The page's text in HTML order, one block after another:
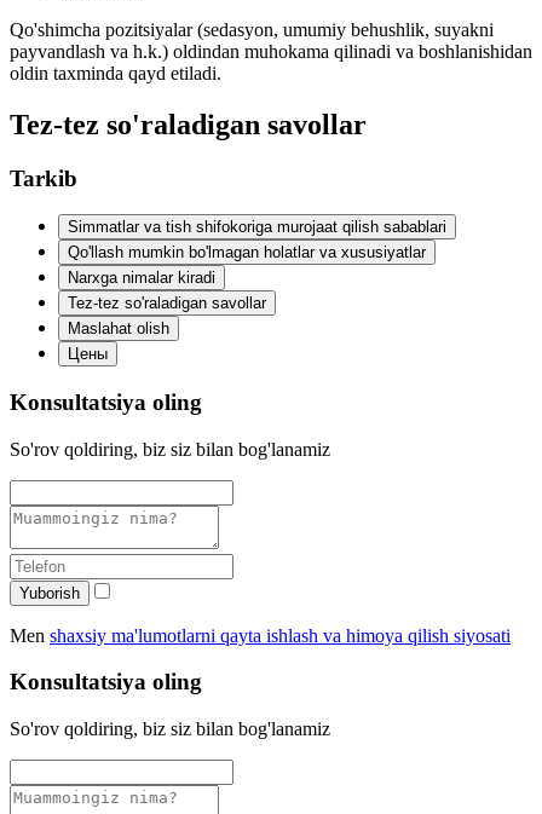
Qo'shimcha pozitsiyalar (sedasyon, umumiy behushlik, suyakni
payvandlash va h.k.) oldindan muhokama qilinadi va boshlanishidan
oldin taxminda qayd etiladi.
Tez-tez so'raladigan savollar
Tarkib
Simmatlar va tish shifokoriga murojaat qilish sabablari
Qo'llash mumkin bo'lmagan holatlar va xususiyatlar
Narxga nimalar kiradi
Tez-tez so'raladigan savollar
Maslahat olish
Цены
Konsultatsiya oling
So'rov qoldiring, biz siz bilan bog'lanamiz
Yuborish
Men shaxsiy ma'lumotlarni qayta ishlash va himoya qilish siyosati
Konsultatsiya oling
So'rov qoldiring, biz siz bilan bog'lanamiz